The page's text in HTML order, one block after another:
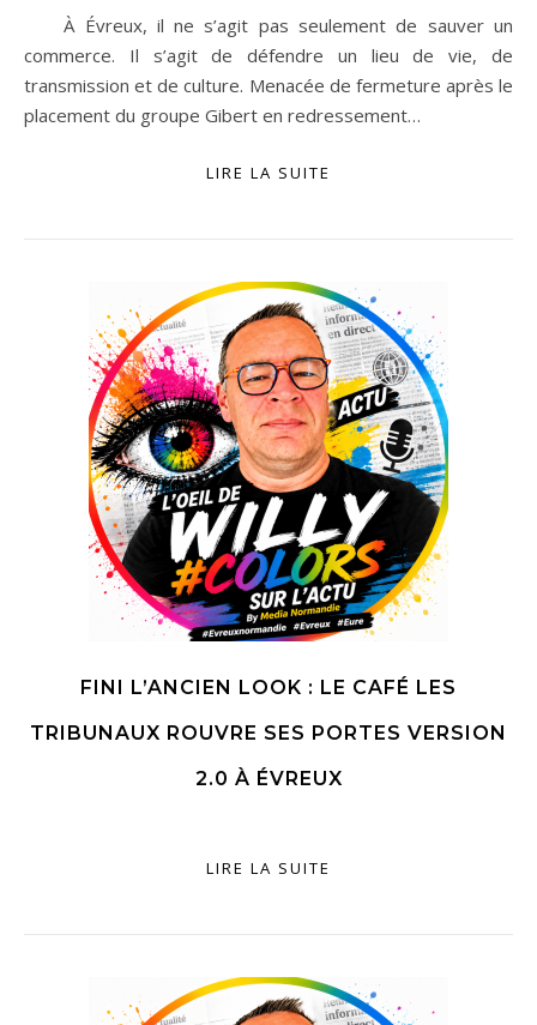
À Évreux, il ne s’agit pas seulement de sauver un
commerce. Il s’agit de défendre un lieu de vie, de
transmission et de culture. Menacée de fermeture après le
placement du groupe Gibert en redressement…
LIRE LA SUITE
FINI L’ANCIEN LOOK : LE CAFÉ LES
TRIBUNAUX ROUVRE SES PORTES VERSION
2.0 À ÉVREUX
LIRE LA SUITE